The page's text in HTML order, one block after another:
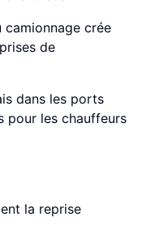
crée
de
dans les ports
pour les chauffeurs